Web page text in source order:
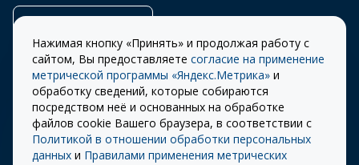
© 2026 «СТОУН-XXI»
Разработка сайта –
ITECH
Правила
использования cookie
Правила пользования
сайтом
Нажимая кнопку «Принять» и продолжая работу с
сайтом, Вы предоставляете согласие на применение
метрической программы «Яндекс.Метрика» и
обработку сведений, которые собираются
посредством неё и основанных на обработке
файлов cookie Вашего браузера, в соответствии с
Политикой в отношении обработки персональных
данных и Правилами применения метрических